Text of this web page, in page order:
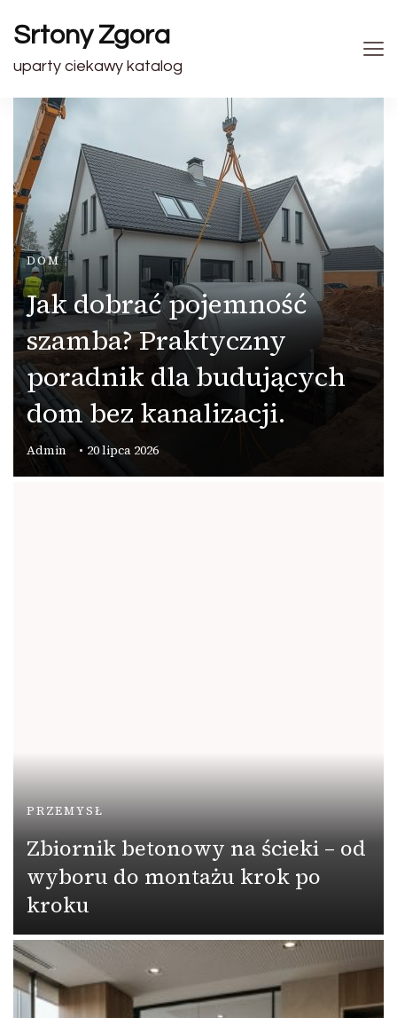
Srtony Zgora
uparty ciekawy katalog
DOM
Jak dobrać pojemność
szamba? Praktyczny
poradnik dla budujących
dom bez kanalizacji.
Admin 20 lipca 2026
PRZEMYSŁ
Zbiornik betonowy na ścieki – od
wyboru do montażu krok po
kroku